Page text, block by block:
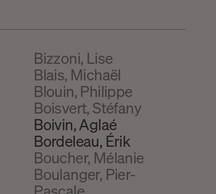
Bizzoni, Lise
Blais, Michaël
Blouin, Philippe
Boisvert, Stéfany
Boivin, Aglaé
Bordeleau, Érik
Boucher, Mélanie
Boulanger, Pier-